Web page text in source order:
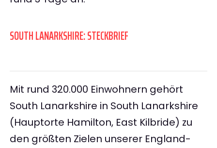
SOUTH LANARKSHIRE: STECKBRIEF
Mit rund 320.000 Einwohnern gehört
South Lanarkshire in South Lanarkshire
(Hauptorte Hamilton, East Kilbride) zu
den größten Zielen unserer England-